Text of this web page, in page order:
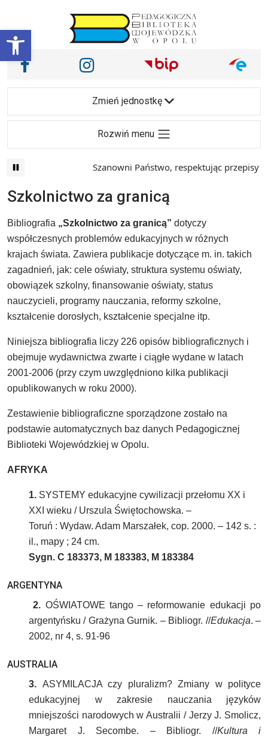
Otwórz pasek narzędzi
Main Navigation
Nasze media społecznościowe i inne
Facebook Instagram
Zmień jednostkę
Rozwiń menu
Szanowni Państwo, respektując przepisy prawa i
Szkolnictwo za granicą
Bibliografia „Szkolnictwo za granicą” dotyczy
współczesnych problemów edukacyjnych w różnych
krajach świata. Zawiera publikacje dotyczące m. in. takich
zagadnień, jak: cele oświaty, struktura systemu oświaty,
obowiązek szkolny, finansowanie oświaty, status
nauczycieli, programy nauczania, reformy szkolne,
kształcenie dorosłych, kształcenie specjalne itp.
Niniejsza bibliografia liczy 226 opisów bibliograficznych i
obejmuje wydawnictwa zwarte i ciągłe wydane w latach
2001-2006 (przy czym uwzględniono kilka publikacji
opublikowanych w roku 2000).
Zestawienie bibliograficzne sporządzone zostało na
podstawie automatycznych baz danych Pedagogicznej
Biblioteki Wojewódzkiej w Opolu.
AFRYKA
1. SYSTEMY edukacyjne cywilizacji przełomu XX i
XXI wieku / Urszula Świętochowska. –
Toruń : Wydaw. Adam Marszałek, cop. 2000. – 142 s. :
il., mapy ; 24 cm.
Sygn. C 183373, M 183383, M 183384
ARGENTYNA
2. OŚWIATOWE tango – reformowanie edukacji po
argentyńsku / Grażyna Gurnik. – Bibliogr. //Edukacja. –
2002, nr 4, s. 91-96
AUSTRALIA
3. ASYMILACJA czy pluralizm? Zmiany w polityce
edukacyjnej w zakresie nauczania języków
mniejszości narodowych w Australii / Jerzy J. Smolicz,
Margaret J. Secombe. – Bibliogr. //Kultura i